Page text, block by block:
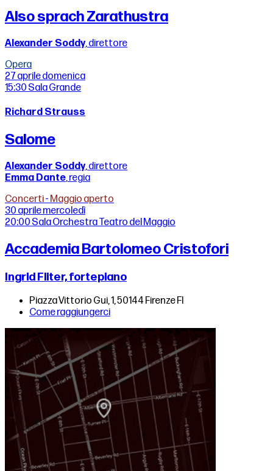
Also sprach Zarathustra
Alexander Soddy, direttore
Opera
27 apriledomenica
15:30 Sala Grande
Richard Strauss
Salome
Alexander Soddy, direttore
Emma Dante, regia
Concerti- Maggio aperto
30 aprilemercoledì
20:00 Sala Orchestra Teatro del Maggio
Accademia Bartolomeo Cristofori
Ingrid Fliter, fortepiano
Piazza Vittorio Gui, 1, 50144 Firenze FI
Come raggiungerci